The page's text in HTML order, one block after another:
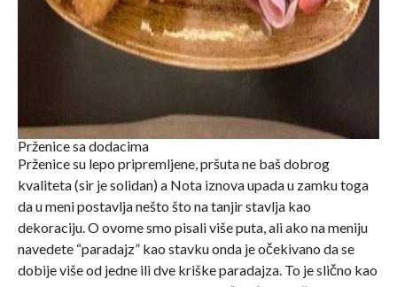
Prženice sa dodacima
Prženice su lepo pripremljene, pršuta ne baš dobrog
kvaliteta (sir je solidan) a Nota iznova upada u zamku toga
da u meni postavlja nešto što na tanjir stavlja kao
dekoraciju. O ovome smo pisali više puta, ali ako na meniju
navedete “paradajz” kao stavku onda je očekivano da se
dobije više od jedne ili dve kriške paradajza. To je slično kao